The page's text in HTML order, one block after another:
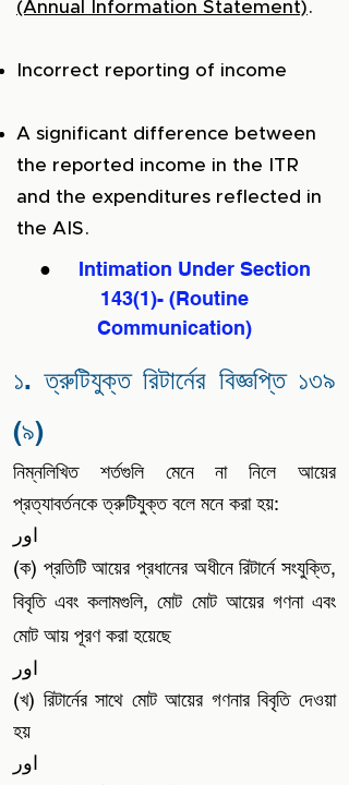
(Annual Information Statement).
Incorrect reporting of income
A significant difference between
the reported income in the ITR
and the expenditures reflected in
the AIS.
●
Intimation Under Section
143(1)- (Routine
Communication)
১. ত্রুটিযুক্ত রিটার্নের বিজ্ঞপ্তি ১৩৯
(৯)
নিম্নলিখিত শর্তগুলি মেনে না নিলে আয়ের
প্রত্যাবর্তনকে ত্রুটিযুক্ত বলে মনে করা হয়:
اور
(ক) প্রতিটি আয়ের প্রধানের অধীনে রিটার্নে সংযুক্তি,
বিবৃতি এবং কলামগুলি, মোট মোট আয়ের গণনা এবং
মোট আয় পূরণ করা হয়েছে
اور
(খ) রিটার্নের সাথে মোট আয়ের গণনার বিবৃতি দেওয়া
হয়
اور